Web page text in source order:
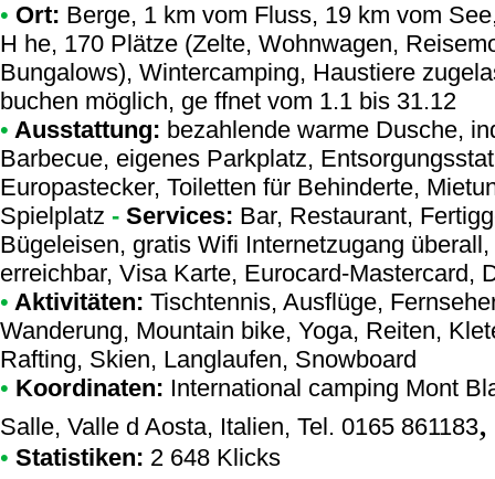
• Ort: Berge, 1 km vom Fluss, 19 km vom
H he, 170 Plätze (Zelte, Wohnwagen,
Bungalows), Wintercamping, Haustiere
buchen möglich, ge ffnet vom 1.1 bis 31.12
• Ausstattung: bezahlende warme Dusche,
Barbecue, eigenes Parkplatz,
Europastecker, Toiletten für Behinderte,
Spielplatz - Services: Bar, Restaurant,
Bügeleisen, gratis Wifi Internetzugang
erreichbar, Visa Karte, Eurocard-Mastercard,
• Aktivitäten: Tischtennis, Ausflüge,
Wanderung, Mountain bike, Yoga, Reiten,
Rafting, Skien, Langlaufen, Snowboard
• Koordinaten: International camping Mont
Salle, Valle d Aosta, Italien, Tel. 0165 861183,
• Statistiken: 2 648 Klicks